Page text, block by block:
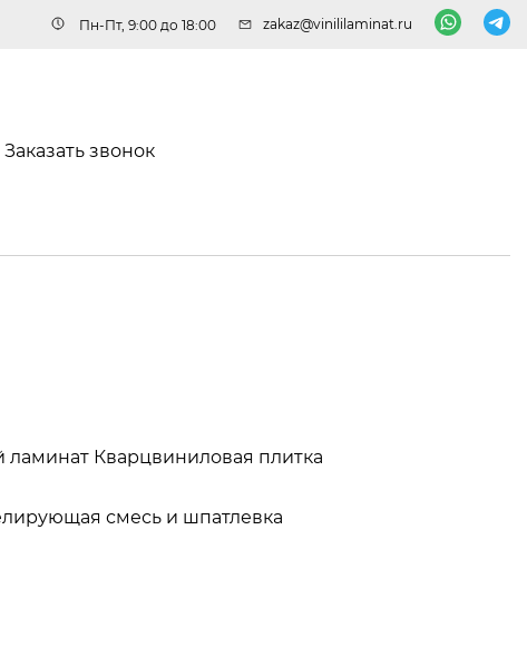
Пн-Пт, 9:00 до 18:00 zakaz@vinililaminat.ru
Заказать звонок
ламинат Кварцвиниловая плитка
смесь и шпатлевка